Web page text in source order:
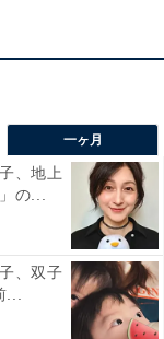
一ヶ月
、地上
の...
、双子
...